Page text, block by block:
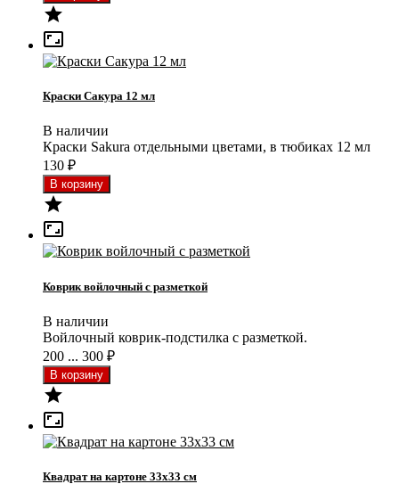


Краски Сакура 12 мл
В наличии
Краски Sakura отдельными цветами, в тюбиках 12 мл
130 ₽


Коврик войлочный с разметкой
В наличии
Войлочный коврик-подстилка с разметкой.
200 ... 300 ₽


Квадрат на картоне 33x33 см